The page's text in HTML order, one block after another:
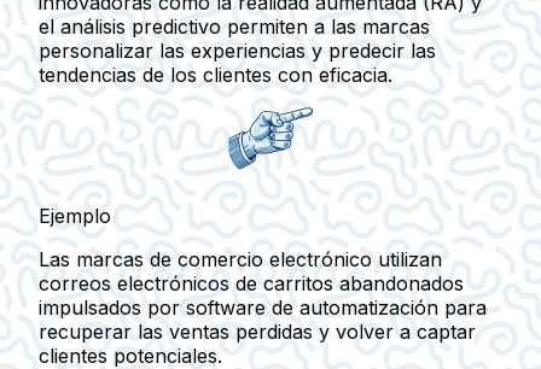
el análisis predictivo permiten a las marcas
personalizar las experiencias y predecir las
tendencias de los clientes con eficacia.
Ejemplo
Las marcas de comercio electrónico utilizan
correos electrónicos de carritos abandonados
impulsados por software de automatización para
recuperar las ventas perdidas y volver a captar
clientes potenciales.